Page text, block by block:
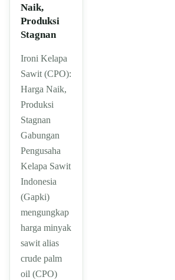
Naik,
Produksi
Stagnan
Ironi Kelapa
Sawit (CPO):
Harga Naik,
Produksi
Stagnan
Gabungan
Pengusaha
Kelapa Sawit
Indonesia
(Gapki)
mengungkap
harga minyak
sawit alias
crude palm
oil (CPO)